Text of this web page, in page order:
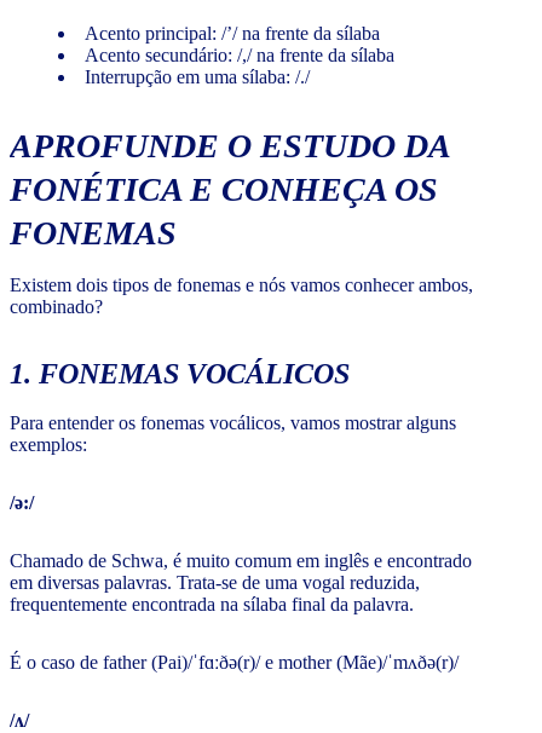
Acento principal: /’/ na frente da sílaba
Acento secundário: /,/ na frente da sílaba
Interrupção em uma sílaba: /./
APROFUNDE O ESTUDO DA
FONÉTICA E CONHEÇA OS
FONEMAS
Existem dois tipos de fonemas e nós vamos conhecer ambos,
combinado?
1. FONEMAS VOCÁLICOS
Para entender os fonemas vocálicos, vamos mostrar alguns
exemplos:
/ə:/
Chamado de Schwa, é muito comum em inglês e encontrado
em diversas palavras. Trata-se de uma vogal reduzida,
frequentemente encontrada na sílaba final da palavra.
É o caso de father (Pai)/ˈfɑːðə(r)/ e mother (Mãe)/ˈmʌðə(r)/
/ʌ/